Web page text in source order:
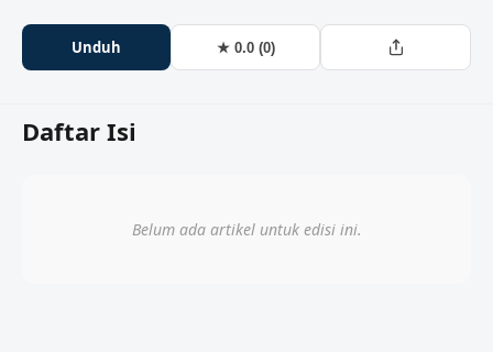
Unduh ★ 0.0 (0)
Daftar Isi
Belum ada artikel untuk edisi ini.